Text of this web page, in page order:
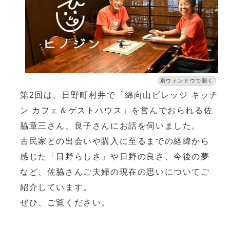
別ウィンドウで開く
第2回は、日野町村井で「綿向山ビレッジ キッチ
ン カフェ＆ゲストハウス」を営んでおられる佐
脇章三さん、良子さんにお話を伺いました。
古民家との出会いや購入に至るまでの経緯から
感じた「日野らしさ」や日野の良さ、今後の夢
など、佐脇さんご夫婦の現在の思いについてご
紹介しています。
ぜひ、ご覧ください。